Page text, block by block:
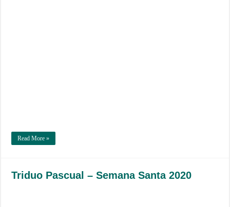
Read More »
Triduo Pascual – Semana Santa 2020